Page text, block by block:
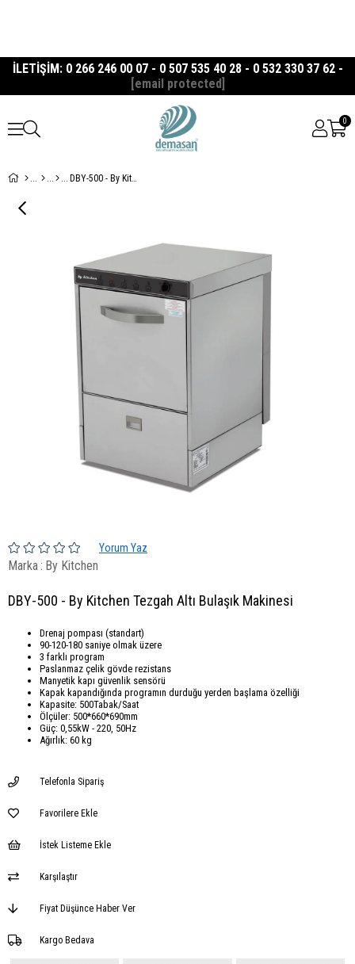
İLETİŞİM: 0 266 246 00 07 - 0 507 535 40 28 - 0 532 330 37 62 -
[email protected]
0
DBY-500 - By Kitchen Tezgah Altı Bulaşık Makinesi
Yorum Yaz
Marka: By Kitchen
DBY-500 - By Kitchen Tezgah Altı Bulaşık Makinesi
Drenaj pompası (standart)
90-120-180 saniye olmak üzere
3 farklı program
Paslanmaz çelik gövde rezistans
Manyetik kapı güvenlik sensörü
Kapak kapandığında programın durduğu yerden başlama özelliği
Kapasite: 500Tabak/Saat
Ölçüler: 500*660*690mm
Güç: 0,55kW - 220, 50Hz
Ağırlık: 60 kg
Telefonla Sipariş
Favorilere Ekle
İstek Listeme Ekle
Karşılaştır
Fiyat Düşünce Haber Ver
Kargo Bedava